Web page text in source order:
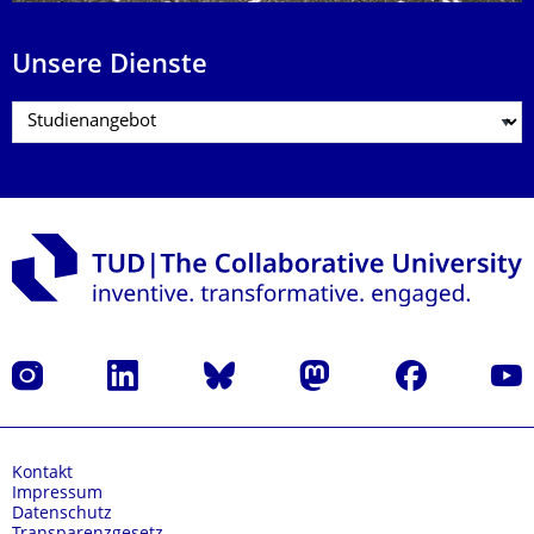
Unsere Dienste
Instagram LinkedIn Bluesky Mastodon Facebook
Kontakt
Impressum
Datenschutz